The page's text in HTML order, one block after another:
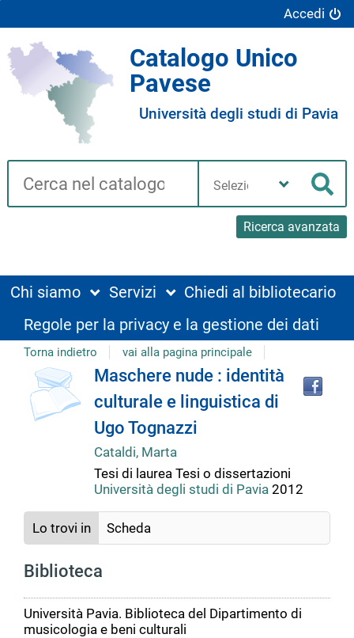
Accedi
Catalogo Unico
Pavese
Università degli studi di Pavia
Cerca su "Catalogo"
Ricerca avanzata
biblioteca
Chi siamo Servizi
Chiedi al bibliotecario
Regole per la privacy e la gestione dei dati
Torna indietro vai alla pagina principale
Dettaglio
del
documento
copertina
Maschere nude : identità
culturale e linguistica di
Ugo Tognazzi
Cataldi, Marta
Tesi di laurea Tesi o dissertazioni
Università degli studi di Pavia 2012
Lo trovi in Scheda
Biblioteca
Università Pavia. Biblioteca del Dipartimento di
musicologia e beni culturali